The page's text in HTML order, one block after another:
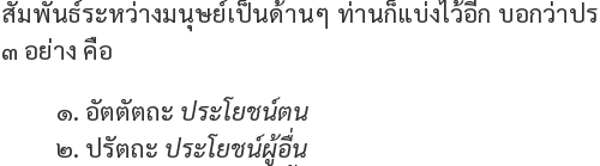
สัมพันธ์ระหว่างมนุษย์เป็นด้านๆ ท่านก็แบ่งไว้อีก บอกว่าป
๓ อย่าง คือ
๑. อัตตัตถะ ประโยชน์ตน
๒. ปรัตถะ ประโยชน์ผู้อื่น